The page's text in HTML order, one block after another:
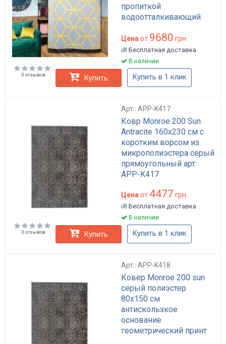
пропиткой
водоотталкивающий
K129
Цена от 9680 грн.
Бесплатная доставка
В наличии
0 отзывов Купить Купить в 1 клик
Арт.: APP-K417
Ковр Monroe 200 Sun
Antracite 160x230 см с
коротким ворсом из
микрополиэстера серый
прямоугольный арт:
APP-K417
Цена от 4477 грн.
Бесплатная доставка
В наличии
0 отзывов Купить Купить в 1 клик
Арт.: APP-K418
Ковер Monroe 200 sun
серый полиэстер
80x150 см
антискользкое
основание
геометрический принт